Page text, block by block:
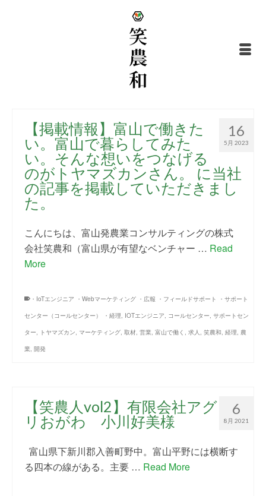
16
5月 2023
【掲載情報】富山で働きた
い。富山で暮らしてみた
い。そんな想いをつなげる
のがトヤマズカンさん。 に当社
の記事を掲載していただきまし
た。
こんにちは、富山発農業コンサルティングの株式
会社笑農和（富山県が有望なベンチャー … Read
More
・IoTエンジニア ・Webマーケティング ・広報 ・フィールドサポート ・サポート
センター（コールセンター） ・経理, IOTエンジニア, コールセンター, サポートセン
ター, トヤマズカン, マーケティング, 取材, 営業, 富山で働く , 求人 , 笑農和, 経理, 農
業, 開発
6
8月 2021
【笑農人vol2】有限会社アグ
リおがわ 小川好美様
富山県下新川郡入善町野中。富山平野には横断す
る四本の線がある。主要 … Read More